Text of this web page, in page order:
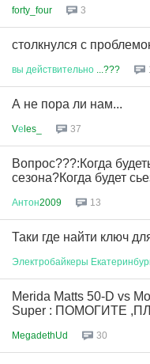
forty_four 3
столкнулся с
вы действительно ...???
А не пора ли нам...
Vеles_ 37
Вопрос???:Когда
сезона?Когда будет
Антон2009 13
Таки где найти ключ
Электробайкеры
Merida Matts 50-D vs
Super : ПОМОГИТЕ
MegadethUd 30